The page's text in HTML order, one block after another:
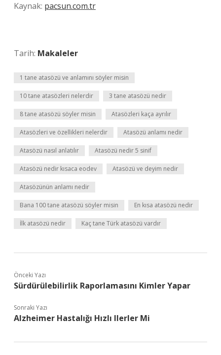
Kaynak: pacsun.com.tr
Tarih: Makaleler
1 tane atasözü ve anlamını söyler misin
10 tane atasözleri nelerdir 3 tane atasözü nedir
8 tane atasözü söyler misin Atasözleri kaça ayrılır
Atasözleri ve özellikleri nelerdir Atasözü anlamı nedir
Atasözü nasıl anlatılır Atasözü nedir 5 sinif
Atasözü nedir kısaca eodev Atasözü ve deyim nedir
Atasözünün anlamı nedir
Bana 100 tane atasözü söyler misin En kısa atasözü nedir
İlk atasözü nedir Kaç tane Türk atasözü vardır
Önceki Yazı
Sürdürülebilirlik Raporlamasını Kimler Yapar
Sonraki Yazı
Alzheimer Hastalığı Hızlı Ilerler Mi